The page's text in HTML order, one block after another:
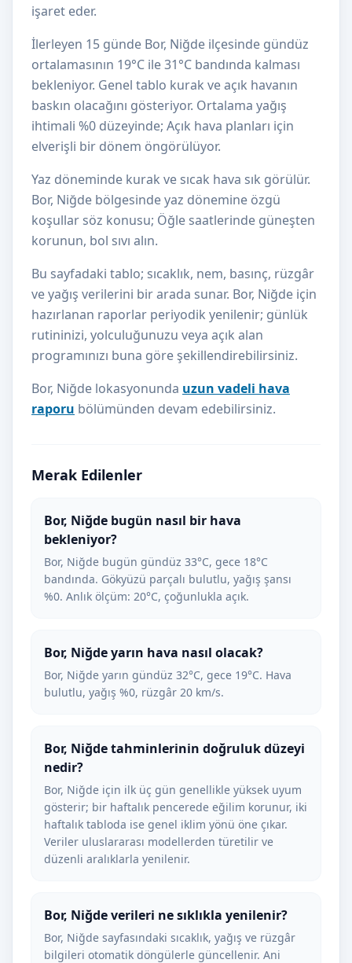
işaret eder.
İlerleyen 15 günde Bor, Niğde ilçesinde gündüz
ortalamasının 19°C ile 31°C bandında kalması
bekleniyor. Genel tablo kurak ve açık havanın
baskın olacağını gösteriyor. Ortalama yağış
ihtimali %0 düzeyinde; Açık hava planları için
elverişli bir dönem öngörülüyor.
Yaz döneminde kurak ve sıcak hava sık görülür.
Bor, Niğde bölgesinde yaz dönemine özgü
koşullar söz konusu; Öğle saatlerinde güneşten
korunun, bol sıvı alın.
Bu sayfadaki tablo; sıcaklık, nem, basınç, rüzgâr
ve yağış verilerini bir arada sunar. Bor, Niğde için
hazırlanan raporlar periyodik yenilenir; günlük
rutininizi, yolculuğunuzu veya açık alan
programınızı buna göre şekillendirebilirsiniz.
Bor, Niğde lokasyonunda uzun vadeli hava
raporu bölümünden devam edebilirsiniz.
Merak Edilenler
Bor, Niğde bugün nasıl bir hava
bekleniyor?
Bor, Niğde bugün gündüz 33°C, gece 18°C
bandında. Gökyüzü parçalı bulutlu, yağış şansı
%0. Anlık ölçüm: 20°C, çoğunlukla açık.
Bor, Niğde yarın hava nasıl olacak?
Bor, Niğde yarın gündüz 32°C, gece 19°C. Hava
bulutlu, yağış %0, rüzgâr 20 km/s.
Bor, Niğde tahminlerinin doğruluk düzeyi
nedir?
Bor, Niğde için ilk üç gün genellikle yüksek uyum
gösterir; bir haftalık pencerede eğilim korunur, iki
haftalık tabloda ise genel iklim yönü öne çıkar.
Veriler uluslararası modellerden türetilir ve
düzenli aralıklarla yenilenir.
Bor, Niğde verileri ne sıklıkla yenilenir?
Bor, Niğde sayfasındaki sıcaklık, yağış ve rüzgâr
bilgileri otomatik döngülerle güncellenir. Ani